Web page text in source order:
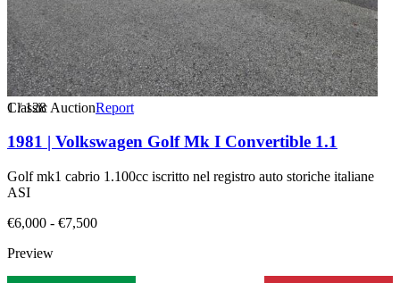
1/128
Classic AuctionReport
1981 | Volkswagen Golf Mk I Convertible 1.1
Golf mk1 cabrio 1.100cc iscritto nel registro auto storiche italiane
ASI
€6,000 - €7,500
Preview